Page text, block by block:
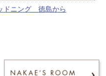
ドニング 徳島から